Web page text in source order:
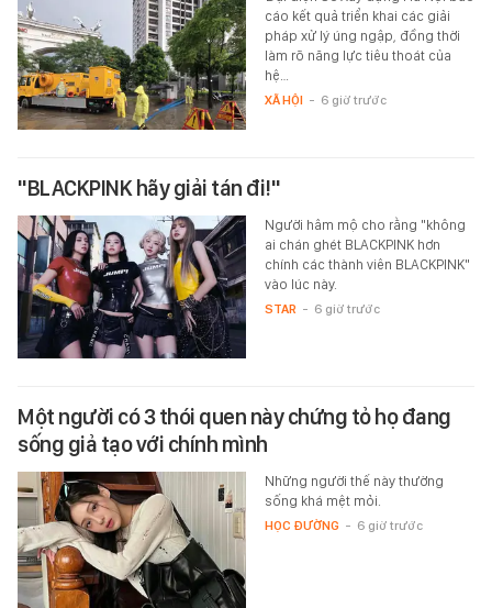
cáo kết quả triển khai các giải
pháp xử lý úng ngập, đồng thời
làm rõ năng lực tiêu thoát của
hệ…
XÃ HỘI - 6 giờ trước
"BLACKPINK hãy giải tán đi!"
Người hâm mộ cho rằng "không
ai chán ghét BLACKPINK hơn
chính các thành viên BLACKPINK"
vào lúc này.
STAR - 6 giờ trước
Một người có 3 thói quen này chứng tỏ họ đang
sống giả tạo với chính mình
Những người thế này thường
sống khá mệt mỏi.
HỌC ĐƯỜNG - 6 giờ trước